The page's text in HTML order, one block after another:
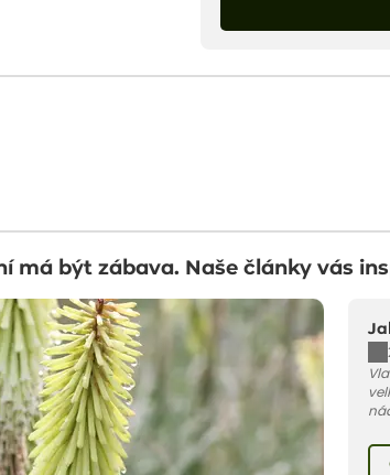
má být zábava. Naše články vás